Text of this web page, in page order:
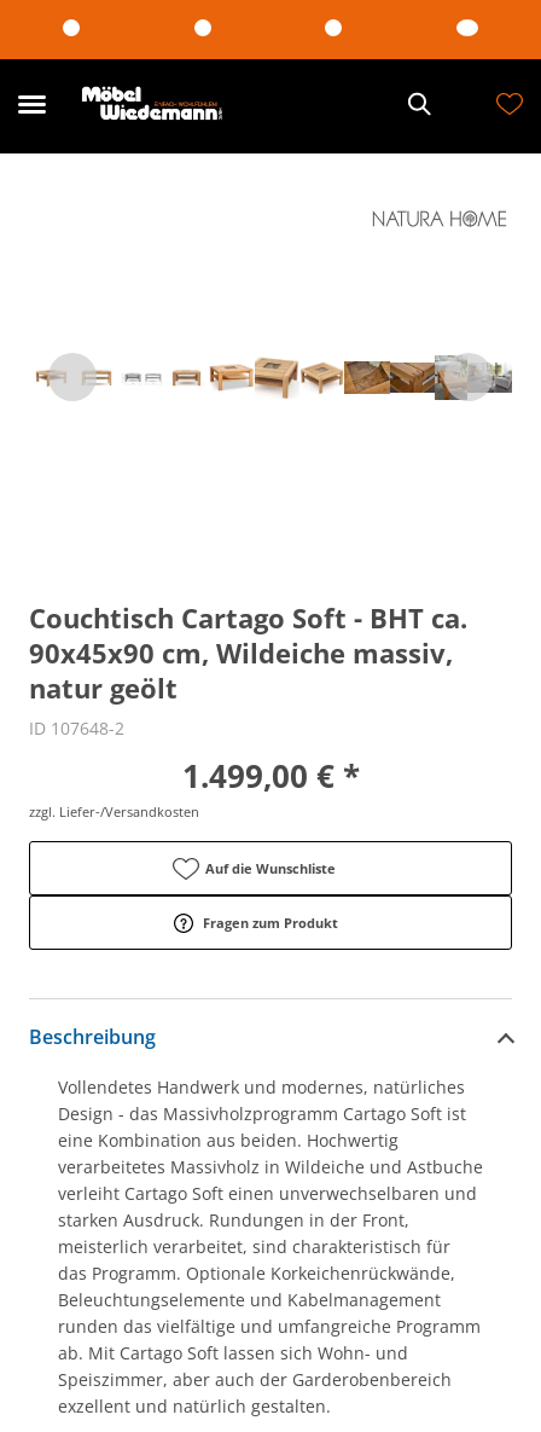
Couchtisch Cartago Soft - BHT ca.
90x45x90 cm, Wildeiche massiv,
natur geölt
ID 107648-2
1.499,00 € *
zzgl. Liefer-/Versandkosten
Auf die Wunschliste
Fragen zum Produkt
Beschreibung
Vollendetes Handwerk und modernes, natürliches
Design - das Massivholzprogramm Cartago Soft ist
eine Kombination aus beiden. Hochwertig
verarbeitetes Massivholz in Wildeiche und Astbuche
verleiht Cartago Soft einen unverwechselbaren und
starken Ausdruck. Rundungen in der Front,
meisterlich verarbeitet, sind charakteristisch für
das Programm. Optionale Korkeichenrückwände,
Beleuchtungselemente und Kabelmanagement
runden das vielfältige und umfangreiche Programm
ab. Mit Cartago Soft lassen sich Wohn- und
Speiszimmer, aber auch der Garderobenbereich
exzellent und natürlich gestalten.